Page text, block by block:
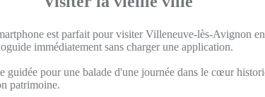
est parfait pour visiter Villeneuve-lès-Avignon
immédiatement sans charger une application.
guidée pour une balade d'une journée dans le cœur
patrimoine.